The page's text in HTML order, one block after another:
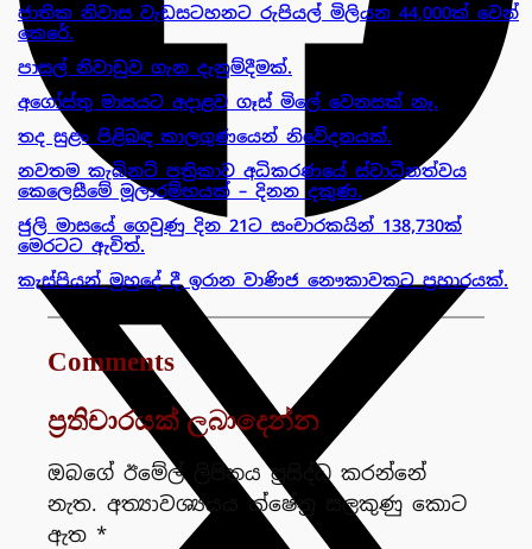
ජාතික නිවාස වැඩසටහනට රුපියල් මිලියන 44,000ක් වෙන්
කෙරේ.
පාසල් නිවාඩුව ගැන දැනුම්දීමක්.
අගෝස්තු මාසයට අදාළව ගෑස් මිලේ වෙනසක් නෑ.
තද සුළං පිළිබඳ කාලගුණයෙන් නිවේදනයක්.
නවතම කැබිනට් පත්‍රිකාව අධිකරණයේ ස්වාධීනත්වය
කෙලෙසීමේ මූලාරම්භයක් – දිනන දකුණ.
ජුලි මාසයේ ගෙවුණු දින 21ට සංචාරකයින් 138,730ක්
මෙරටට ඇවිත්.
කැස්පියන් මුහුදේ දී ඉරාන වාණිජ නෞකාවකට ප්‍රහාරයක්.
Comments
ප්‍රතිචාරයක් ලබාදෙන්න
ඔබගේ ඊමේල් ලිපිනය ප්‍රසිද්ධ කරන්නේ
නැත. අත්‍යාවශ්‍යයය ක්ෂේත්‍ර සලකුණු කොට
ඇත *